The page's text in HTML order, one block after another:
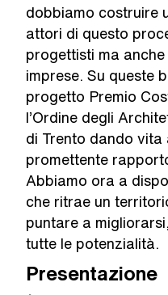
dobbiamo costruire
attori di questo
progettisti ma
imprese. Su queste
progetto Premio
l’Ordine degli
di Trento dando vita
promettente
Abbiamo ora a
che ritrae un
puntare a
tutte le potenzialità.
Presentazione